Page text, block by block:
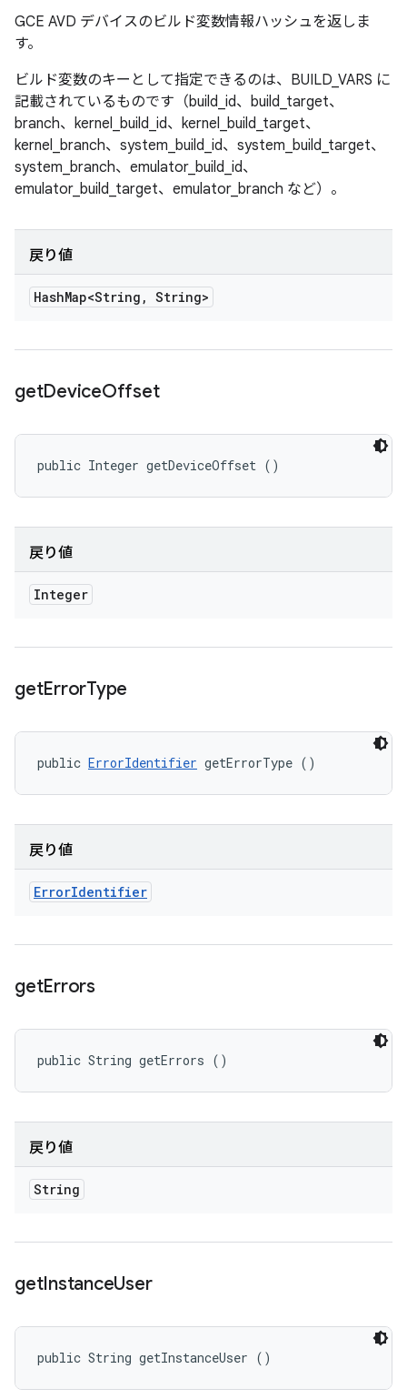
GCE AVD デバイスのビルド変数情報ハッシュを返しま
す。
ビルド変数のキーとして指定できるのは、BUILD_VARS に
記載されているものです（build_id、build_target、
branch、kernel_build_id、kernel_build_target、
kernel_branch、system_build_id、system_build_target、
system_branch、emulator_build_id、
emulator_build_target、emulator_branch など）。
戻り値
HashMap<String , String>
getDeviceOffset
public Integer getDeviceOffset ()
戻り値
Integer
getErrorType
public ErrorIdentifier getErrorType ()
戻り値
ErrorIdentifier
getErrors
public String getErrors ()
戻り値
String
getInstanceUser
public String getInstanceUser ()